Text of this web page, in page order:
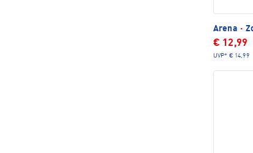
Arena ·
€ 12,99
UVP* € 14,99